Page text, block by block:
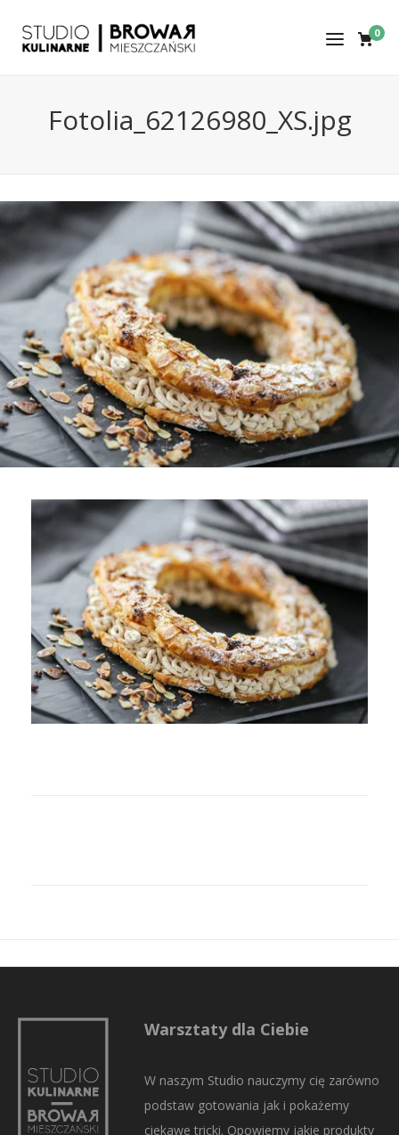
0
Fotolia_62126980_XS.jpg
Warsztaty dla Ciebie
W naszym Studio nauczymy cię zarówno
podstaw gotowania jak i pokażemy
ciekawe tricki. Opowiemy jakie produkty